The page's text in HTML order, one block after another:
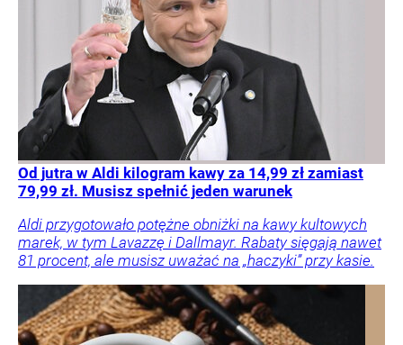
Od jutra w Aldi kilogram kawy za 14,99 zł zamiast
79,99 zł. Musisz spełnić jeden warunek
Aldi przygotowało potężne obniżki na kawy kultowych
marek, w tym Lavazzę i Dallmayr. Rabaty sięgają nawet
81 procent, ale musisz uważać na „haczyki” przy kasie.